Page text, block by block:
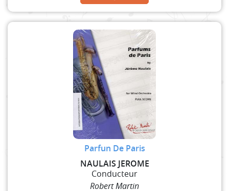
Parfun De Paris
NAULAIS JEROME
Conducteur
Robert Martin